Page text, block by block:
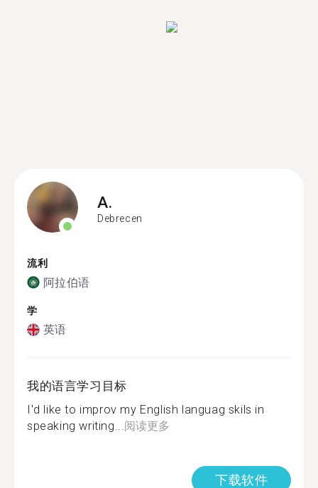
A.
Debrecen
流利
阿拉伯语
学
英语
我的语言学习目标
I'd like to improv my English languag skils in
speaking writing...阅读更多
下载软件